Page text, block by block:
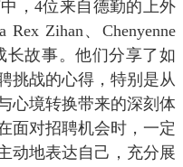
，4位来自德勤的上外
Rex Zihan、Chenyenne
长故事。他们分享了如
挑战的心得，特别是从
心境转换带来的深刻体
面对招聘机会时，一定
动地表达自己，充分展